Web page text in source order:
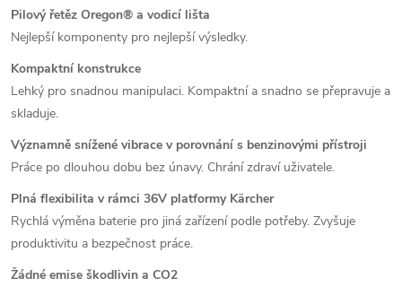
Pilový řetěz Oregon® a vodicí lišta
Nejlepší komponenty pro nejlepší výsledky.
Kompaktní konstrukce
Lehký pro snadnou manipulaci. Kompaktní a snadno se přepravuje a
skladuje.
Významně snížené vibrace v porovnání s benzinovými přístroji
Práce po dlouhou dobu bez únavy. Chrání zdraví uživatele.
Plná flexibilita v rámci 36V platformy Kärcher
Rychlá výměna baterie pro jiná zařízení podle potřeby. Zvyšuje
produktivitu a bezpečnost práce.
Žádné emise škodlivin a CO2